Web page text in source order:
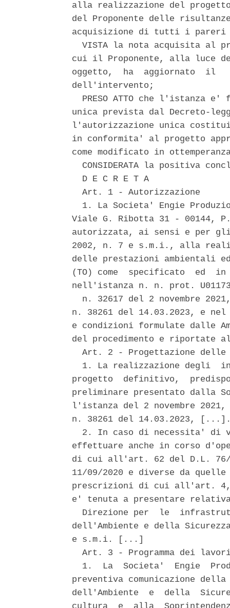
alla realizzazione del
del Proponente delle
acquisizione di tutti i
VISTA la nota acquisita al
cui il Proponente, alla luce
oggetto,  ha  aggiornato  il
dell'intervento;
PRESO ATTO che l'istanza e'
unica prevista dal Decreto-
l'autorizzazione unica
in conformita' al progetto
come modificato in
CONSIDERATA la positiva
  D E C R E T A
  Art. 1 - Autorizzazione
1. La Societa' Engie
Viale G. Ribotta 31 - 00144,
autorizzata, ai sensi e per
2002, n. 7 e s.m.i., alla
delle prestazioni ambientali
(TO) come  specificato  ed
nell'istanza n. n. prot.
n. 32617 del 2 novembre
n. 38261 del 14.03.2023, e
e condizioni formulate dalle
del procedimento e
Art. 2 - Progettazione
1. La realizzazione degli
progetto  definitivo,
preliminare presentato dalla
l'istanza del 2 novembre
n. 38261 del 14.03.2023,
2. In caso di necessita' di
effettuare anche in corso
di cui all'art. 62 del D.L. 76/
11/09/2020 e diverse da
prescrizioni di cui all'art. 4,
e' tenuta a presentare
Direzione per  le
dell'Ambiente e della
e s.m.i. [...]
Art. 3 - Programma dei
1.  La  Societa'  Engie
preventiva comunicazione
dell'Ambiente  e  della